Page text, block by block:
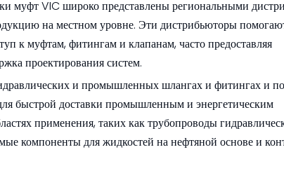
муфт VIC широко представлены региональными
на местном уровне. Эти дистрибьюторы
к муфтам, фитингам и клапанам, часто предоставляя
проектирования систем.
и промышленных шлангах и фитингах и
быстрой доставки промышленным и энергетическим
применения, таких как трубопроводы
компоненты для жидкостей на нефтяной основе и